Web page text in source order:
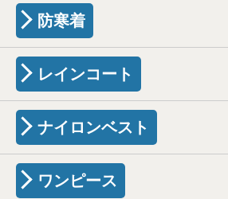
防寒着
レインコート
ナイロンベスト
ワンピース